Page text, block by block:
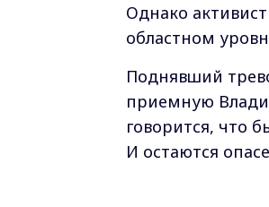
Однако
областном
Поднявший
приемную
говорится, что
И остаются